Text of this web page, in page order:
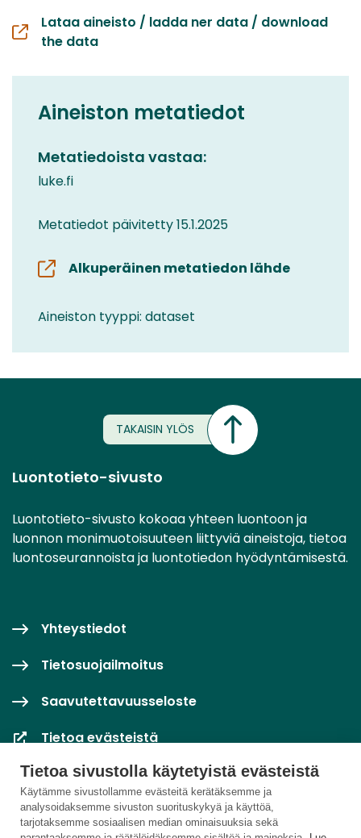
Tietoa sivustolla käytetyistä evästeistä
Käytämme sivustollamme evästeitä kerätäksemme ja
analysoidaksemme sivuston suorituskykyä ja käyttöä,
tarjotaksemme sosiaalisen median ominaisuuksia sekä
Lataa aineisto / ladda ner data / download
the data
Aineiston metatiedot
Metatiedoista vastaa:
luke.fi
Metatiedot päivitetty 15.1.2025
Alkuperäinen metatiedon lähde
Aineiston tyyppi: dataset
TAKAISIN YLÖS
Luontotieto-sivusto
Luontotieto-sivusto kokoaa yhteen luontoon ja
luonnon monimuotoisuuteen liittyviä aineistoja, tietoa
luontoseurannoista ja luontotiedon hyödyntämisestä.
Yhteystiedot
Tietosuojailmoitus
Saavutettavuusseloste
Tietoa evästeistä
Evästeasetukset